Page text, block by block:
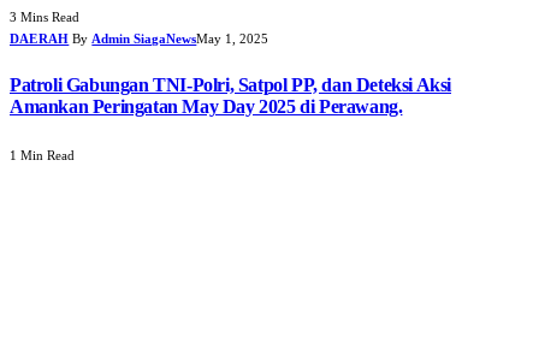
3 Mins Read
DAERAH By Admin SiagaNewsMay 1, 2025
Patroli Gabungan TNI-Polri, Satpol PP, dan Deteksi Aksi
Amankan Peringatan May Day 2025 di Perawang.
1 Min Read